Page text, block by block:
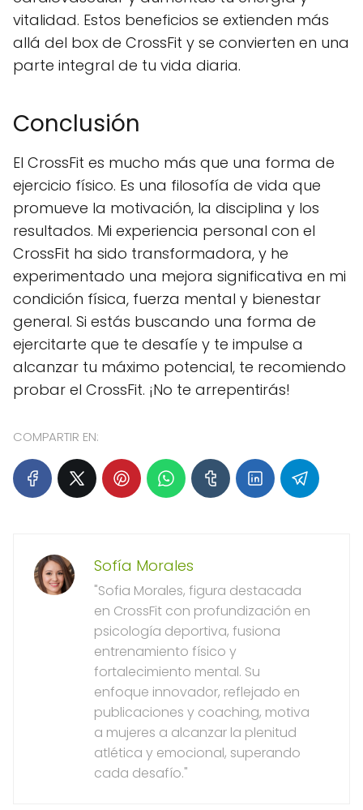
vitalidad. Estos beneficios se extienden más
allá del box de CrossFit y se convierten en una
parte integral de tu vida diaria.
Conclusión
El CrossFit es mucho más que una forma de
ejercicio físico. Es una filosofía de vida que
promueve la motivación, la disciplina y los
resultados. Mi experiencia personal con el
CrossFit ha sido transformadora, y he
experimentado una mejora significativa en mi
condición física, fuerza mental y bienestar
general. Si estás buscando una forma de
ejercitarte que te desafíe y te impulse a
alcanzar tu máximo potencial, te recomiendo
probar el CrossFit. ¡No te arrepentirás!
COMPARTIR EN:
Sofía Morales
"Sofia Morales, figura destacada
en CrossFit con profundización en
psicología deportiva, fusiona
entrenamiento físico y
fortalecimiento mental. Su
enfoque innovador, reflejado en
publicaciones y coaching, motiva
a mujeres a alcanzar la plenitud
atlética y emocional, superando
cada desafío."